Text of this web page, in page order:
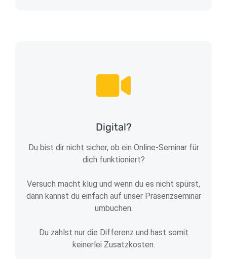
Digital?
Du bist dir nicht sicher, ob ein Online-Seminar für
dich funktioniert?
Versuch macht klug und wenn du es nicht spürst,
dann kannst du einfach auf unser Präsenzseminar
umbuchen.
Du zahlst nur die Differenz und hast somit
keinerlei Zusatzkosten.